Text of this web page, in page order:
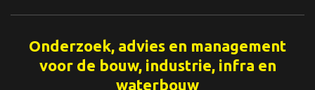
Onderzoek, advies en management
voor de bouw, industrie, infra en
waterbouw